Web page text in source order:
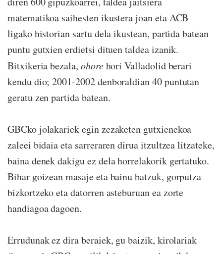
matematikoa saihesten ikustera joan eta ACB
ligako historian sartu dela ikustean, partida batean
puntu gutxien erdietsi dituen taldea izanik.
Bitxikeria bezala, ohorehori Valladolid berari
kendu dio; 2001-2002 denboraldian 40 puntutan
geratu zen partida batean.
GBCko jolakariek egin zezaketen gutxienekoa
zaleei bidaia eta sarreraren dirua itzultzea litzateke,
baina denek dakigu ez dela horrelakorik gertatuko.
Bihar goizean masaje eta bainu batzuk, gorputza
bizkortzeko eta datorren asteburuan ea zorte
handiagoa dagoen.
Errudunak ez dira beraiek, gu baizik, kirolariak